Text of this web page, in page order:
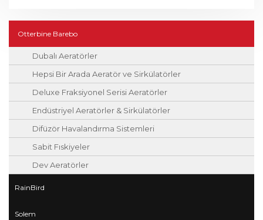
Otterbine Barebo
Dubalı Aeratörler
Hepsi Bir Arada Aeratör ve Sirkülatörler
Deluxe Fraksiyonel Serisi Aeratörler
Endüstriyel Aeratörler & Sirkülatörler
Difüzör Havalandırma Sistemleri
Sabit Fıskiyeler
Dev Aeratörler
RainBird
Solem